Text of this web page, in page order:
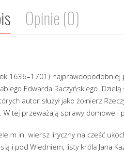
Opinie (0)
najprawdopodobniej
Edwarda Raczyńskiego. Dzielą
autor służył jako żołnierz
tej przeważają sprawy domowe i
m.in. wiersz liryczny na cześć
i pod Wiedniem, listy króla Jana